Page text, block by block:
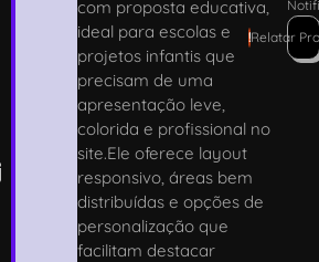
com proposta educativa,
ideal para escolas e
projetos infantis que
precisam de uma
apresentação leve,
colorida e profissional no
site.Ele oferece layout
responsivo, áreas bem
distribuídas e opções de
personalização que
facilitam destacar
!Relatar